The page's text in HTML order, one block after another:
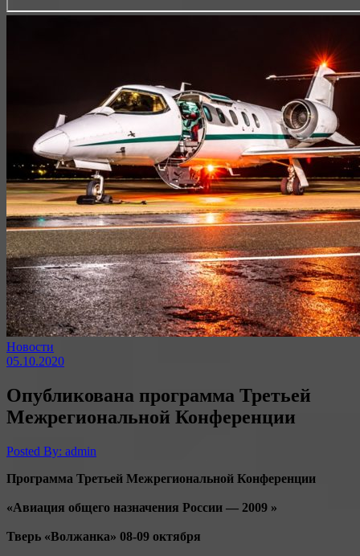
Новости
05.10.2020
Опубликована программа Третьей
Межрегиональной Конференции
Posted By: admin
Программа Третьей Межрегиональной Конференции
«Авиация общего назначения России — 2009 »
Тверь «Волжанка» 08-09 октября